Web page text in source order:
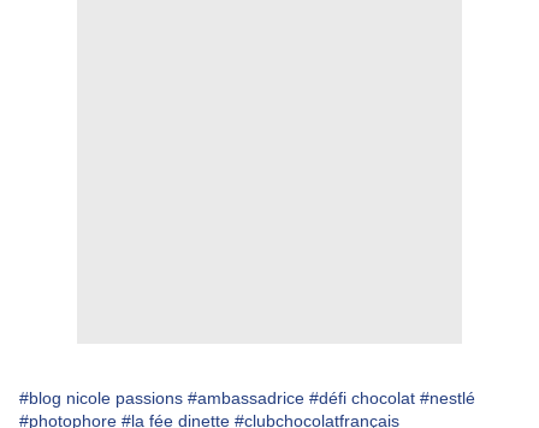
#blog nicole passions #ambassadrice #défi chocolat #nestlé
#photophore #la fée dinette #clubchocolatfrançais